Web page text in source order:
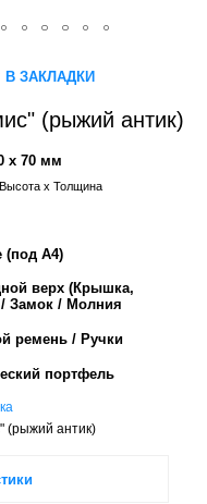
(рыжий антик)
x 70 мм
x Толщина
(под А4)
верх (Крышка,
/ Замок / Молния
ремень / Ручки
портфель
(рыжий антик)
В ЗАКЛАДКИ